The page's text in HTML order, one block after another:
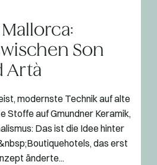
Son
Artà
modernste Technik auf alte
Stoffe auf Gmundner Keramik,
Das ist die Idee hinter
das erst
änderte...